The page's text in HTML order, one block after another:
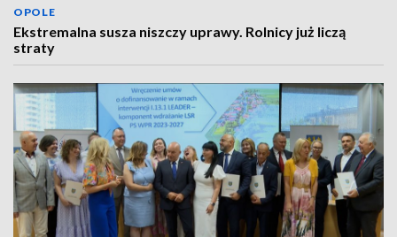
OPOLE
Ekstremalna susza niszczy uprawy. Rolnicy już liczą
straty